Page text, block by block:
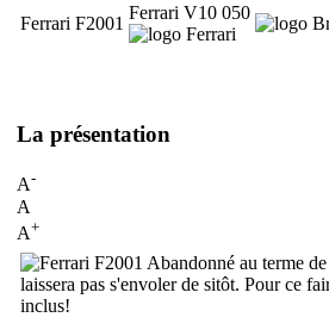
Ferrari F2001
Ferrari V10 050
La présentation
A-
A
A+
Abandonné au terme
laissera pas s'envoler de sitôt. Pour ce
inclus!